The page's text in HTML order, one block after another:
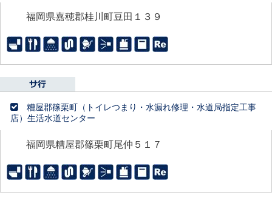
福岡県嘉穂郡桂川町豆田１３９
糟屋郡篠栗町（トイレつまり・水漏れ修理・水道局指定工事
店）生活水道センター
福岡県糟屋郡篠栗町尾仲５１７